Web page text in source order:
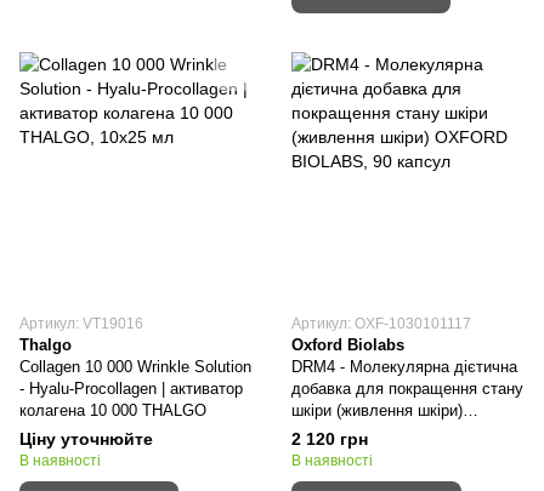
Артикул: VT19016
Thalgo
Collagen 10 000 Wrinkle Solution
- Hyalu-Procollagen | активатор
колагена 10 000 THALGO
Ціну уточнюйте
В наявності
Артикул: OXF-1030101117
Oxford Biolabs
DRM4 - Молекулярна дієтична
добавка для покращення стану
шкіри (живлення шкіри)
OXFORD BIOLABS
2 120 грн
В наявності